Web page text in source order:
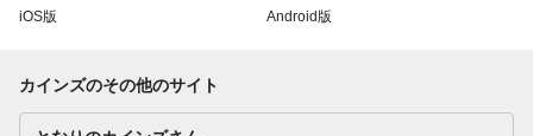
iOS版 Android版
カインズのその他のサイト